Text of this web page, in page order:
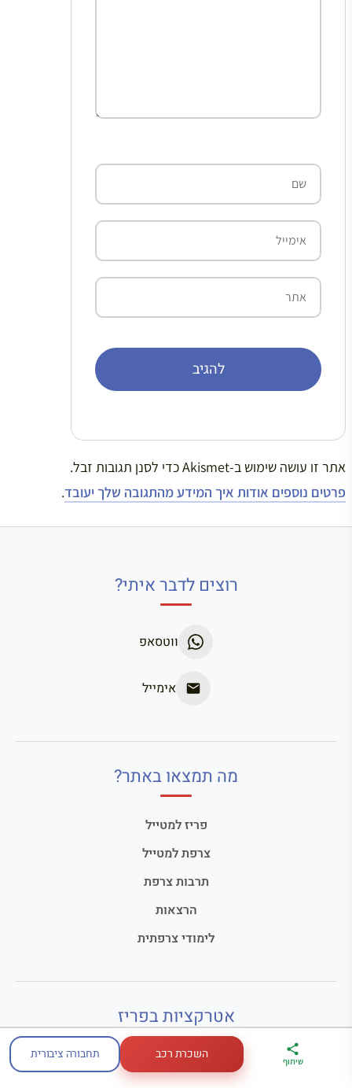
שם
אימייל
אתר
אתר זו עושה שימוש ב-Akismet כדי לסנן תגובות זבל.
פרטים נוספים אודות איך המידע מהתגובה שלך יעובד.
ארגז הכלים שלי
לטיול בצרפת
מדריך פריז
במתנה
דברו
איתי בווטסאפ
רוצים לדבר איתי?
ווטסאפ
אימייל
מה תמצאו באתר?
פריז למטייל
צרפת למטייל
תרבות צרפת
הרצאות
לימודי צרפתית
אטרקציות בפריז
שיתוף השכרת רכב תחבורה ציבורית